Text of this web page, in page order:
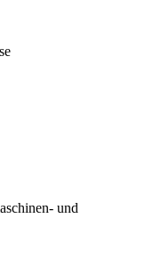
und